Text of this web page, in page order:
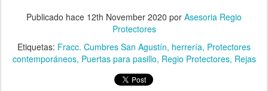
Publicado hace 12th November 2020 por Asesoria Regio
Protectores
Etiquetas: Fracc. Cumbres San Agustín herrería Protectores
contemporáneos Puertas para pasillo Regio Protectores Rejas